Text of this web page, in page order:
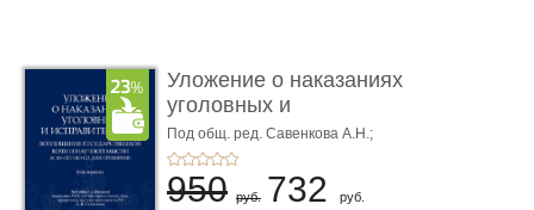
Уложение о наказаниях
уголовных и
исправитель ...
Под общ. ред. Савенкова А.Н.;
науч. ред. и рук. авт. кол. Чучаев
А.И.
950 руб. 732 руб.